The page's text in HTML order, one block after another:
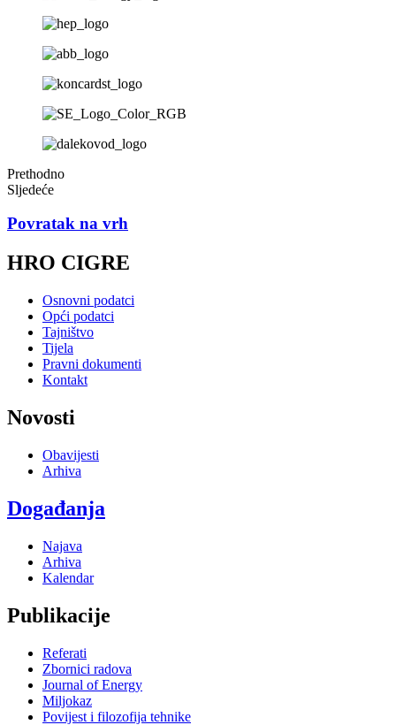
Prethodno
Sljedeće
Povratak na vrh
HRO CIGRE
Osnovni podatci
Opći podatci
Tajništvo
Tijela
Pravni dokumenti
Kontakt
Novosti
Obavijesti
Arhiva
Događanja
Najava
Arhiva
Kalendar
Publikacije
Referati
Zbornici radova
Journal of Energy
Miljokaz
Povijest i filozofija tehnike